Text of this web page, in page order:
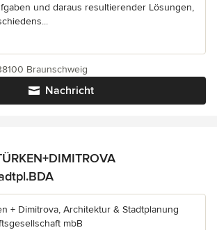
und daraus resultierender Lösungen,
Nachricht
Braunschweig
+ Dimitrova, Architektur & Stadtplanung
mbB